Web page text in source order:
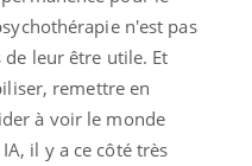
n'est pas
leur être utile. Et
remettre en
à voir le monde
il y a ce côté très